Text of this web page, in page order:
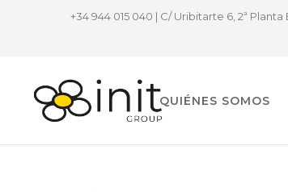
+34 944 015 040 | C/ Uribitarte 6, 2ª
QUIÉNES SOMOS